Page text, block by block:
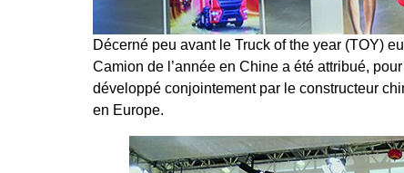
Décerné peu avant le Truck of the year (TOY)
Camion de l’année en Chine a été attribué,
développé conjointement par le constructeur
en Europe.